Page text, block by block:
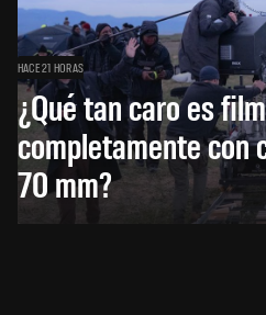
HACE 21 HORAS
¿Qué tan caro es
completamente con
70 mm?